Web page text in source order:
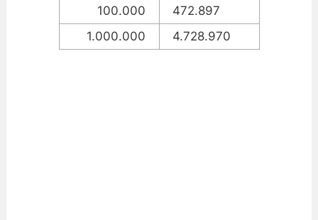
100.000
472.897
1.000.000
4.728.970